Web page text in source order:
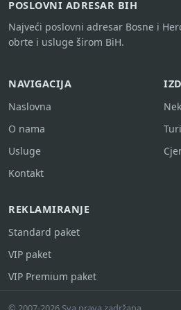
POSLOVNI ADRESAR BIH
Najveći poslovni adresar Bosne i
obrte i usluge širom BiH.
NAVIGACIJA
Naslovna
O nama
Usluge
Kontakt
REKLAMIRANJE
Standard paket
VIP paket
VIP Premium paket